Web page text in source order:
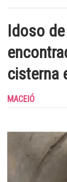
Idoso
cisterna
MACEIÓ